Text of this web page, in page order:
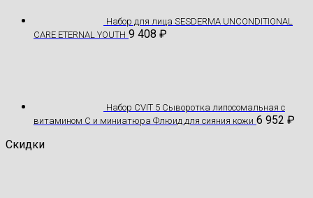
Hабор для лица SESDERMA UNCONDITIONAL
CARE ETERNAL YOUTH 9 408 ₽
Набор CVIT 5 Сыворотка липосомальная с
витамином С и миниатюра Флюид для сияния кожи 6 952 ₽
Скидки